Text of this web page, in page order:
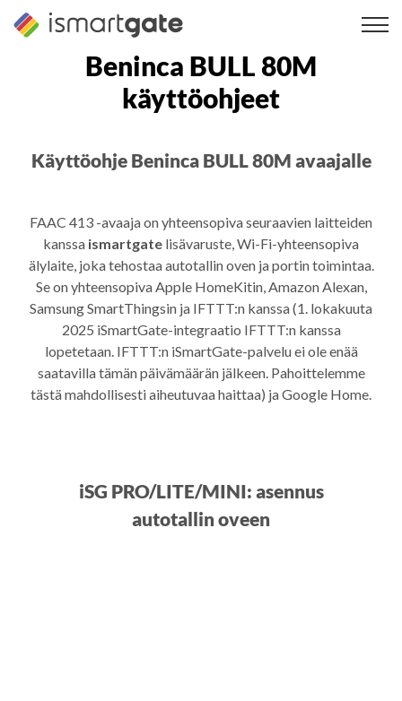
Siirry
sisältöön
Beninca BULL 80M
käyttöohjeet
Käyttöohje Beninca BULL 80M avaajalle
FAAC 413 -avaaja on yhteensopiva seuraavien laitteiden
kanssa ismartgate lisävaruste, Wi-Fi-yhteensopiva
älylaite, joka tehostaa autotallin oven ja portin toimintaa.
Se on yhteensopiva Apple HomeKitin, Amazon Alexan,
Samsung SmartThingsin ja IFTTT:n kanssa (1. lokakuuta
2025 iSmartGate-integraatio IFTTT:n kanssa
lopetetaan. IFTTT:n iSmartGate-palvelu ei ole enää
saatavilla tämän päivämäärän jälkeen. Pahoittelemme
tästä mahdollisesti aiheutuvaa haittaa) ja Google Home.
iSG PRO/LITE/MINI: asennus
autotallin oveen